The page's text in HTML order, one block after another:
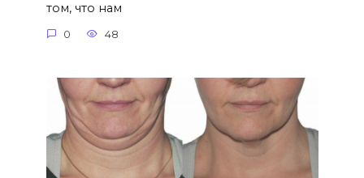
том, что нам
0 48